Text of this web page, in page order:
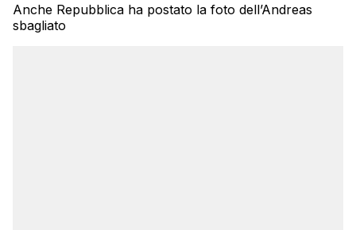
Anche Repubblica ha postato la foto dell’Andreas
sbagliato